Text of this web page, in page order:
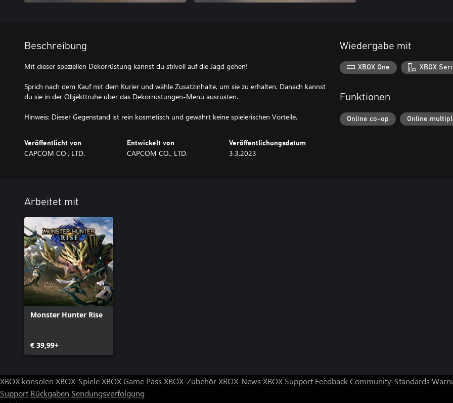
Beschreibung
Mit dieser speziellen Dekorrüstung kannst du stilvoll auf die Jagd gehen!
Sprich nach dem Kauf mit dem Kurier und wähle Zusatzinhalte, um sie zu erhalten. Danach kannst
du sie in der Objekttruhe über das Dekorrüstungen-Menü ausrüsten.
Hinweis: Dieser Gegenstand ist rein kosmetisch und gewährt keine spielerischen Vorteile.
Veröffentlicht von
CAPCOM CO., LTD.
Entwickelt von
CAPCOM CO., LTD.
Veröffentlichungsdatum
3.3.2023
Wiedergabe mit
XBOX One XBOX
Funktionen
Online co-op Online
Arbeitet mit
Monster Hunter Rise
€ 39,99+
XBOX konsolen XBOX-SpieleXBOX Game Pass XBOX-ZubehörXBOX-News XBOX Support FeedbackCommunity-Standards
Support Rückgaben Sendungsverfolgung